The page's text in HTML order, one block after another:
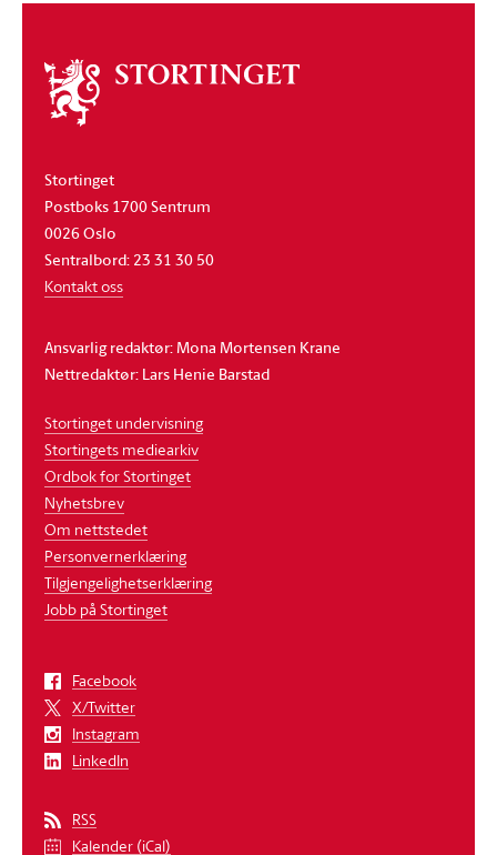
Om
stortinget
Stortinget
Postboks 1700 Sentrum
0026 Oslo
Sentralbord: 23 31 30 50
Kontakt oss
Ansvarlig redaktør: Mona Mortensen Krane
Nettredaktør: Lars Henie Barstad
Stortinget undervisning
Stortingets mediearkiv
Ordbok for Stortinget
Nyhetsbrev
Om nettstedet
Personvernerklæring
Tilgjengelighetserklæring
Jobb på Stortinget
Facebook
X/Twitter
Instagram
LinkedIn
RSS
Kalender (iCal)